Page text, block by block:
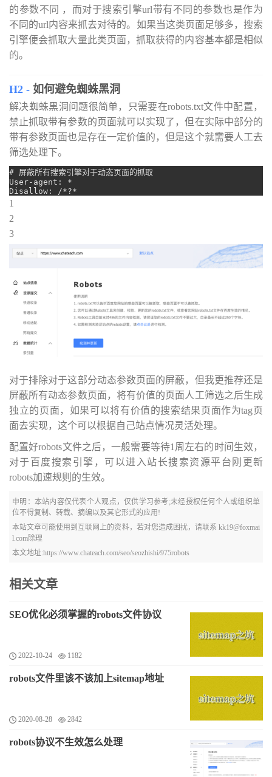
的参数不同 ，而对于搜索引擎url带有不同的参数也是作为
不同的url内容来抓去对待的。如果当这类页面足够多，搜索
引擎便会抓取大量此类页面，抓取获得的内容基本都是相似
的。
如何避免蜘蛛黑洞
解决蜘蛛黑洞问题很简单，只需要在robots.txt文件中配置，
禁止抓取带有参数的页面就可以实现了，但在实际中部分的
带有参数页面也是存在一定价值的，但是这个就需要人工去
筛选处理下。
# 屏蔽所有搜索引擎对于动态页面的抓取
User-agent: *
1
2
3
对于排除对于这部分动态参数页面的屏蔽，但我更推荐还是
屏蔽所有动态参数页面，将有价值的页面人工筛选之后生成
独立的页面，如果可以将有价值的搜索结果页面作为tag页
面去实现，这个可以根据自己站点情况灵活处理。
配置好robots文件之后，一般需要等待1周左右的时间生效，
对于百度搜索引擎，可以进入站长搜索资源平台刚更新
robots加速​规则的生效。
申明：本站内容仅代表个人观点，仅供学习参考;未经授权任何个人或组织单
位不得复制、转载、摘编以及其它形式的应用!
本站文章可能使用到互联网上的资料，若对您造成困扰，请联系 kk19@foxmai
l.com除理
本文地址:https://www.chateach.com/seo/seozhishi/975robots
相关文章
SEO优化必须掌握的robots文件协议
2022-10-24 1182
robots文件里该不该加上sitemap地址
2020-08-28 2842
robots协议不生效怎么处理